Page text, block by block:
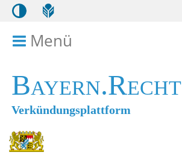
Menü
Bayern.Recht
Verkündungsplattform